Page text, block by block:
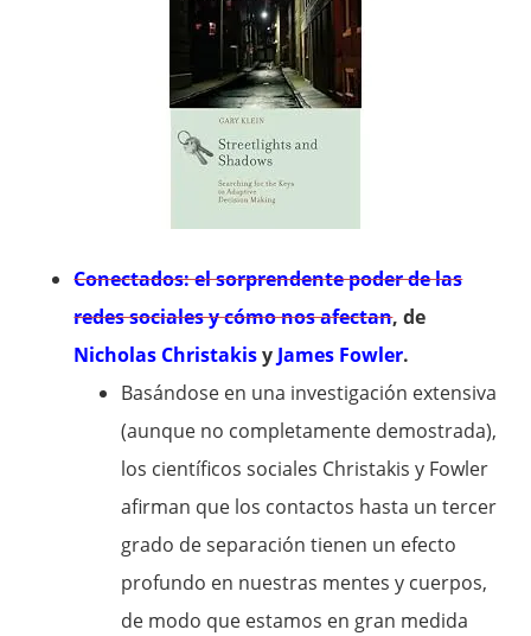
Conectados: el sorprendente poder de las
redes sociales y cómo nos afectan, de
Nicholas Christakisy James Fowler.
Basándose en una investigación extensiva
(aunque no completamente demostrada),
los científicos sociales Christakis y Fowler
afirman que los contactos hasta un tercer
grado de separación tienen un efecto
profundo en nuestras mentes y cuerpos,
de modo que estamos en gran medida